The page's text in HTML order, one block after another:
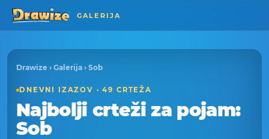
GALERIJA
Drawize › Galerija › Sob
DNEVNI IZAZOV · 49 CRTEŽA
Najbolji crteži za pojam:
Sob